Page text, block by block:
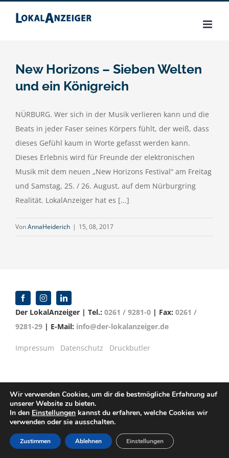
Inhalt
New Horizons – Sieben Welten
und ein Königreich
NÜRBURG. Wer sich in der Musik verlieren kann und die
Beats in jeder Faser seines Körpers fühlt, der weiß, dass
dieses Gefühl kaum in Worte gefasst werden kann.
Dieses Erlebnis wird für Freunde der elektronischen
Musik mit dem neuen „New Horizons Festival“ am Freitag
und Samstag, 25. / 26. August, auf dem Nürburgring
Realität. LokalAnzeiger hat es [...]
VonAnnaHeiderich | 15, 08, 2017
Der LokalAnzeiger | Tel.: 0261 / 9281-0 | Fax: 0261 /
9281-29 | E-Mail: info@der-lokalanzeiger.de
Impressum Datenschutz Druckbutler
© Copyright 2016 -2026 | Verlag für Anzeigenblätter
GmbH | Mittelrheinstr. 2-4 | 56072 Koblenz
Wir verwenden Cookies, um dir die bestmögliche Erfahrung auf
unserer Website zu bieten.
In den Einstellungen kannst du erfahren, welche Cookies wir
verwenden oder sie ausschalten.
Zustimmen Ablehnen Einstellungen